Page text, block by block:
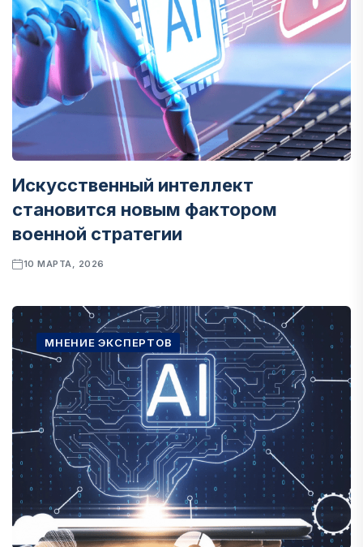
Искусственный интеллект
становится новым фактором
военной стратегии
10 МАРТА, 2026
МНЕНИЕ ЭКСПЕРТОВ